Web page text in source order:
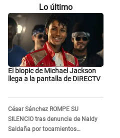
Lo último
El biopic de Michael Jackson
llega a la pantalla de DIRECTV
César Sánchez ROMPE SU
SILENCIO tras denuncia de Naldy
Saldaña por tocamientos